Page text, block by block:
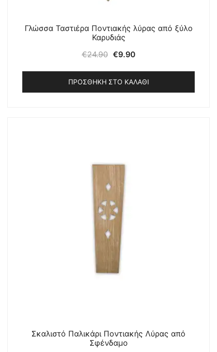
Γλώσσα Ταστιέρα Ποντιακής λύρας από ξύλο
Καρυδιάς
€24.90 Original
was:
€24.90.
€9.90Η
τιμή
είναι:
ΠΡΟΣΘΉΚΗ ΣΤΟ ΚΑΛΆΘΙ
Σκαλιστό Παλικάρι Ποντιακής Λύρας από
Σφένδαμο